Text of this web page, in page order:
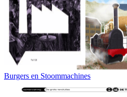
Burgers en Stoommachines